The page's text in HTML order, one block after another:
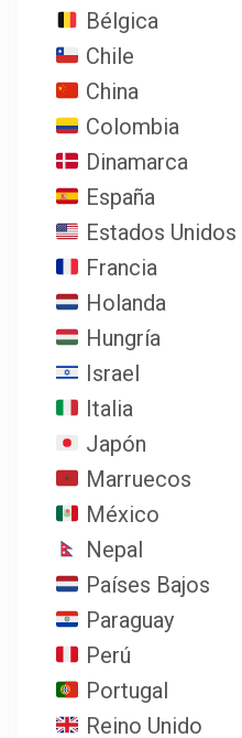
Bélgica
Chile
China
Colombia
Dinamarca
España
Estados Unidos
Francia
Holanda
Hungría
Israel
Italia
Japón
Marruecos
México
Nepal
Países Bajos
Paraguay
Perú
Portugal
Reino Unido